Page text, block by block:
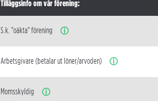
Tilläggsinfo om vår förening:
S.k. "oäkta" förening ⓘ
Arbetsgivare (betalar ut löner/arvoden) ⓘ
Momsskyldig ⓘ